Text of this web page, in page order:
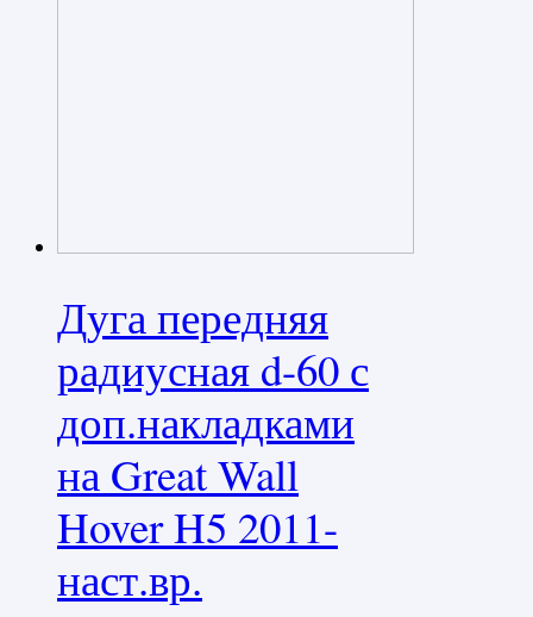
Дуга передняя
радиусная d-60 с
доп.накладками
на Great Wall
Hover H5 2011-
наст.вр.